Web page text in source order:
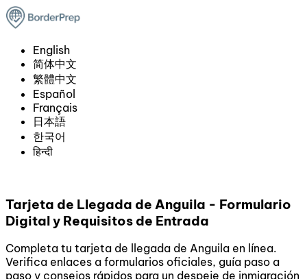
English
简体中文
繁體中文
Español
Français
日本語
한국어
हिन्दी
Tarjeta de Llegada de Anguila - Formulario
Digital y Requisitos de Entrada
Completa tu tarjeta de llegada de Anguila en línea.
Verifica enlaces a formularios oficiales, guía paso a
paso y consejos rápidos para un despeje de inmigración